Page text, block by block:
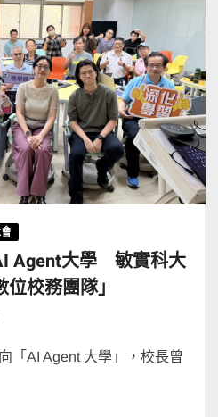
Agent大學 敏實科大
校務團隊」
「AI Agent 大學」，校長曾